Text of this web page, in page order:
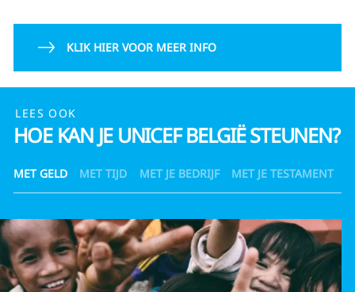
KLIK HIER VOOR MEER INFO
LEES OOK
HOE KAN JE UNICEF BELGIË STEUNEN?
MET GELD MET TIJD MET JE BEDRIJF MET JE TESTAMENT